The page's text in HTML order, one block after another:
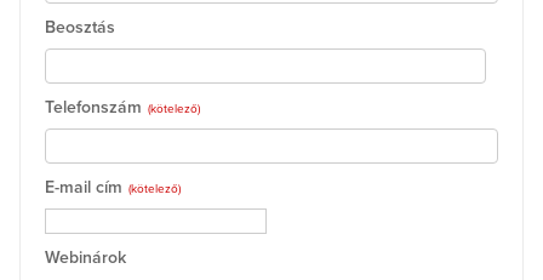
Beosztás
Telefonszám (kötelező)
E-mail cím (kötelező)
Webinárok